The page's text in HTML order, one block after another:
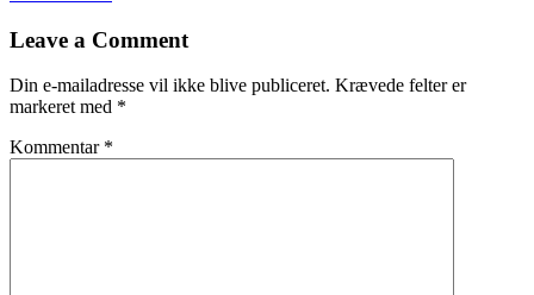
til
Leave a Comment
Din e-mailadresse vil ikke blive publiceret. Krævede felter er
markeret med *
Kommentar *